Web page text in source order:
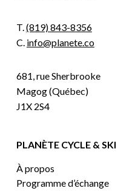
T.(819) 843-8356
C. info@planete.co
681, rue Sherbrooke
Magog (Québec)
J1X 2S4
PLANÈTE CYCLE & SKI
À propos
Programme d’échange